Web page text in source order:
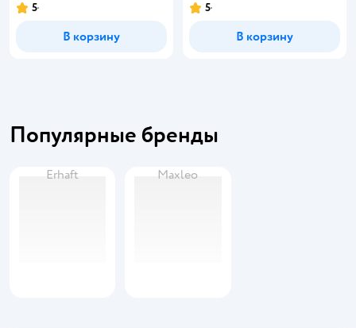
5
В корзину
5
В корзину
Популярные бренды
Erhaft Maxleo